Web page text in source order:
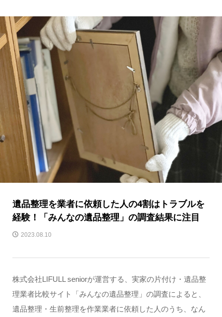
遺品整理を業者に依頼した人の4割はトラブルを
経験！「みんなの遺品整理」の調査結果に注目
2023.08.10
株式会社LIFULL seniorが運営する、実家の片付け・遺品整
理業者比較サイト「みんなの遺品整理」の調査によると、
遺品整理・生前整理を作業業者に依頼した人のうち、なん